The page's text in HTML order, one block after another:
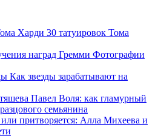
30 татуировок Тома
Фотографии
Как звезды зарабатывают на
Павел Воля: как гламурный
семьянина
притворяется: Алла Михеева и